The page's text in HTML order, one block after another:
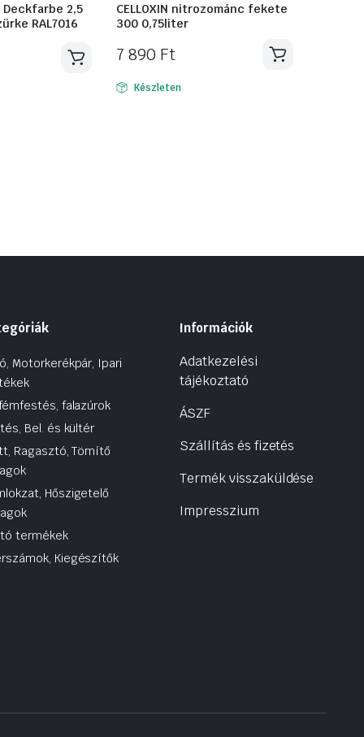
Deckfarbe 2,5
RAL7016
CELLOXIN nitrozománc fekete
300 0,75liter
7 890 Ft
Készleten
Motorkerékpár, Ipari
falazúrok
Bel. és kültér
Ragasztó, Tömítő
Hőszigetelő
termékek
Kiegészítők
Információk
Adatkezelési
tájékoztató
ÁSZF
Szállítás és fizetés
Termék visszaküldése
Impresszium